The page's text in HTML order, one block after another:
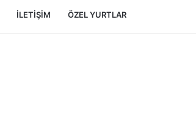
İLETIŞIM ÖZEL YURTLAR